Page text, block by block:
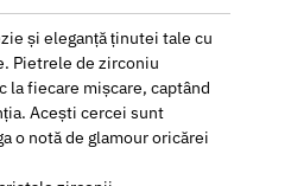
și eleganță ținutei tale cu
Pietrele de zirconiu
la fiecare mișcare, captând
Acești cercei sunt
o notă de glamour oricărei